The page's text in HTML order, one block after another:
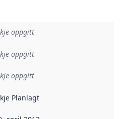
oppgitt
oppgitt
oppgitt
Planlagt